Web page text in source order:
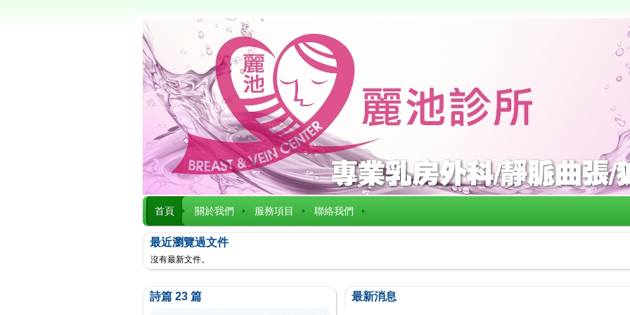
首頁 關於我們 服務項目 聯絡我們
最近瀏覽過文件
沒有最新文件。
詩篇 23 篇 最新消息